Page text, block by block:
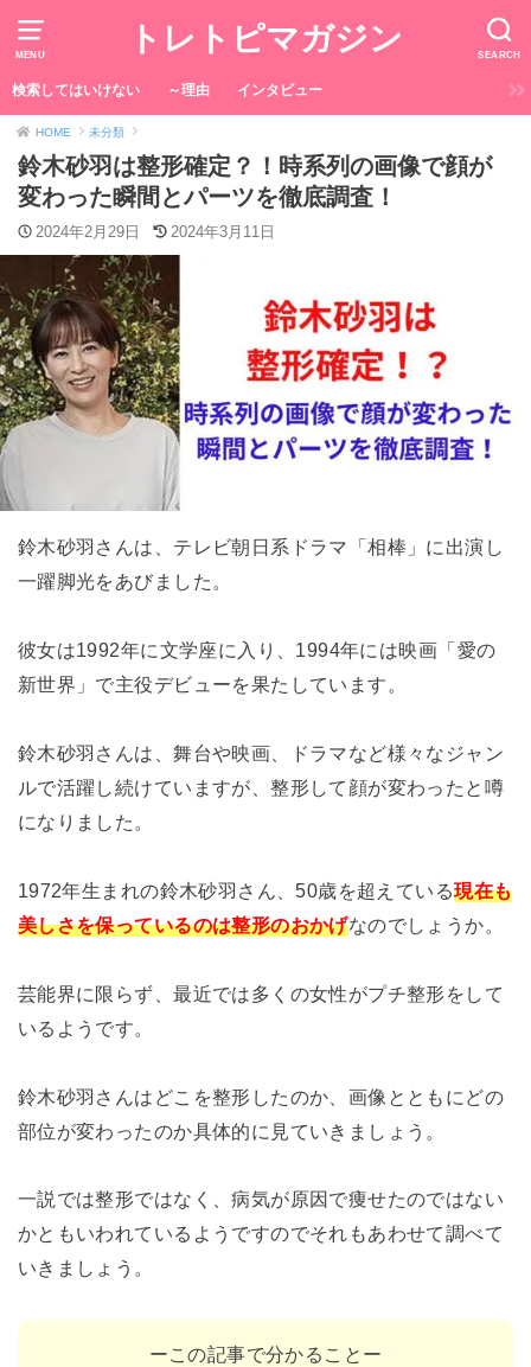
MENU SEARCH
トレトピマガジン
検索してはいけない ～理由 インタビュー
HOME 未分類
鈴木砂羽は整形確定？！時系列の画像で顔が
変わった瞬間とパーツを徹底調査！
2024年2月29日 2024年3月11日
鈴木砂羽さんは、テレビ朝日系ドラマ「相棒」に出演し
一躍脚光をあびました。
彼女は1992年に文学座に入り、1994年には映画「愛の
新世界」で主役デビューを果たしています。
鈴木砂羽さんは、舞台や映画、ドラマなど様々なジャン
ルで活躍し続けていますが、整形して顔が変わったと噂
になりました。
1972年生まれの鈴木砂羽さん、50歳を超えている現在も
美しさを保っているのは整形のおかげなのでしょうか。
芸能界に限らず、最近では多くの女性がプチ整形をして
いるようです。
鈴木砂羽さんはどこを整形したのか、画像とともにどの
部位が変わったのか具体的に見ていきましょう。
一説では整形ではなく、病気が原因で痩せたのではない
かともいわれているようですのでそれもあわせて調べて
いきましょう。
ーこの記事で分かることー